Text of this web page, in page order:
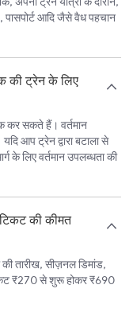
आदि जैसे वैध पहचान
की ट्रेन के लिए
कर सकते हैं। वर्तमान
आप ट्रेन द्वारा बटाला से
के लिए वर्तमान उपलब्धता की
की कीमत
तारीख, सीज़नल डिमांड,
₹270 से शुरू होकर ₹690